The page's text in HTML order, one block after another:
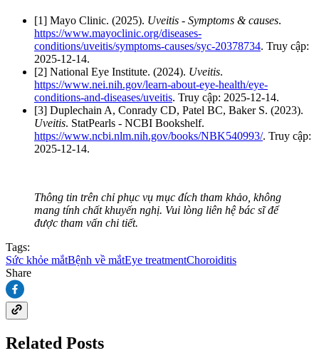
[1] Mayo Clinic. (2025). Uveitis - Symptoms & causes.
https://www.mayoclinic.org/diseases-
conditions/uveitis/symptoms-causes/syc-20378734. Truy cập:
2025-12-14.
[2] National Eye Institute. (2024). Uveitis.
https://www.nei.nih.gov/learn-about-eye-health/eye-
conditions-and-diseases/uveitis. Truy cập: 2025-12-14.
[3] Duplechain A, Conrady CD, Patel BC, Baker S. (2023).
Uveitis. StatPearls - NCBI Bookshelf.
https://www.ncbi.nlm.nih.gov/books/NBK540993/. Truy cập:
2025-12-14.
Thông tin trên chỉ phục vụ mục đích tham khảo, không
mang tính chất khuyến nghị. Vui lòng liên hệ bác sĩ để
được tham vấn chi tiết.
Tags:
Sức khỏe mắtBệnh về mắtEye treatmentChoroiditis
Share
Related Posts